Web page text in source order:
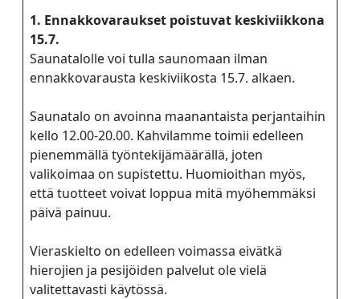
-Miesten päivät tiistai, keskiviikko,
jaettu lauantai
Jäsen
1. Ennakkovaraukset poistuvat keskiviikkona
15.7.
Saunatalolle voi tulla saunomaan ilman
ennakkovarausta keskiviikosta 15.7. alkaen.
Saunatalo on avoinna maanantaista perjantaihin
kello 12.00-20.00. Kahvilamme toimii edelleen
pienemmällä työntekijämäärällä, joten
valikoimaa on supistettu. Huomioithan myös,
että tuotteet voivat loppua mitä myöhemmäksi
päivä painuu.
Vieraskielto on edelleen voimassa eivätkä
hierojien ja pesijöiden palvelut ole vielä
valitettavasti käytössä.